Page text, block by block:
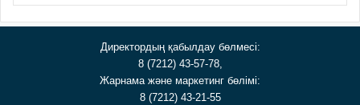
Директордың қабылдау бөлмесі:
8 (7212) 43-57-78,
Жарнама және маркетинг бөлімі:
8 (7212) 43-21-55